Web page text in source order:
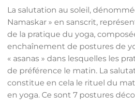
La salutation au soleil,
Namaskar » en sanscrit,
de la pratique du yoga,
enchaînement de postures de
« asanas » dans lesquelles les
de préférence le matin. La
constitue en cela le rituel du
en yoga. Ce sont 7 postures